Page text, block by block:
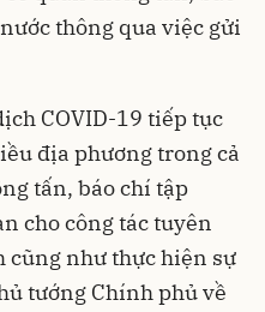
thông qua việc gửi
COVID-19 tiếp tục
địa phương trong cả
tấn, báo chí tập
cho công tác tuyên
cũng như thực hiện sự
tướng Chính phủ về